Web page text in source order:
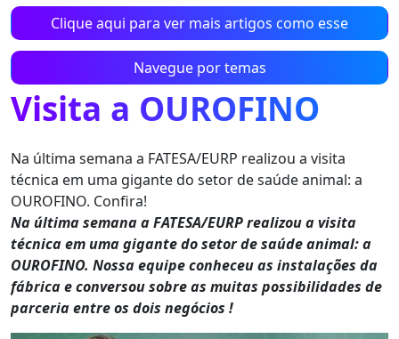
Clique aqui para ver mais artigos como esse
Navegue por temas
Visita a OUROFINO
Na última semana a FATESA/EURP realizou a visita
técnica em uma gigante do setor de saúde animal: a
OUROFINO. Confira!
Na última semana a FATESA/EURP realizou a visita
técnica em uma gigante do setor de saúde animal: a
OUROFINO. Nossa equipe conheceu as instalações da
fábrica e conversou sobre as muitas possibilidades de
parceria entre os dois negócios !